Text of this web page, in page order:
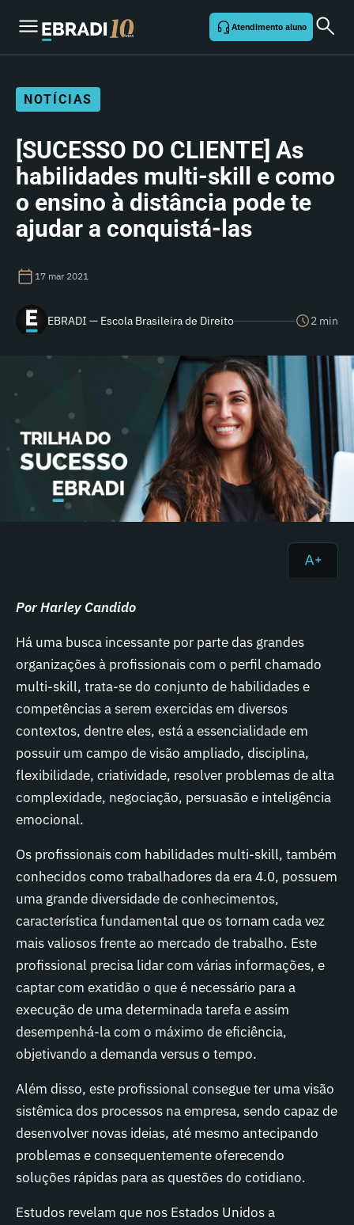
Atendimento aluno
NOTÍCIAS
[SUCESSO DO CLIENTE] As
habilidades multi-skill e como
o ensino à distância pode te
ajudar a conquistá-las
17 mar 2021
EBRADI — Escola Brasileira de Direito 2 min
Por Harley Candido
Há uma busca incessante por parte das grandes
organizações à profissionais com o perfil chamado
multi-skill, trata-se do conjunto de habilidades e
competências a serem exercidas em diversos
contextos, dentre eles, está a essencialidade em
possuir um campo de visão ampliado, disciplina,
flexibilidade, criatividade, resolver problemas de alta
complexidade, negociação, persuasão e inteligência
emocional.
Os profissionais com habilidades multi-skill, também
conhecidos como trabalhadores da era 4.0, possuem
uma grande diversidade de conhecimentos,
característica fundamental que os tornam cada vez
mais valiosos frente ao mercado de trabalho. Este
profissional precisa lidar com várias informações, e
captar com exatidão o que é necessário para a
execução de uma determinada tarefa e assim
desempenhá-la com o máximo de eficiência,
objetivando a demanda versus o tempo.
Além disso, este profissional consegue ter uma visão
sistêmica dos processos na empresa, sendo capaz de
desenvolver novas ideias, até mesmo antecipando
problemas e consequentemente oferecendo
soluções rápidas para as questões do cotidiano.
Estudos revelam que nos Estados Unidos a